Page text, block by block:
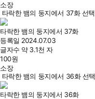
소장
타락한 뱀의 둥지에서 37화 선택
타락한 뱀의 둥지에서 37화
등록일 2024.07.03
글자수 약 3.1천 자
100원
소장
타락한 뱀의 둥지에서 36화 선택
타락한 뱀의 둥지에서 36화